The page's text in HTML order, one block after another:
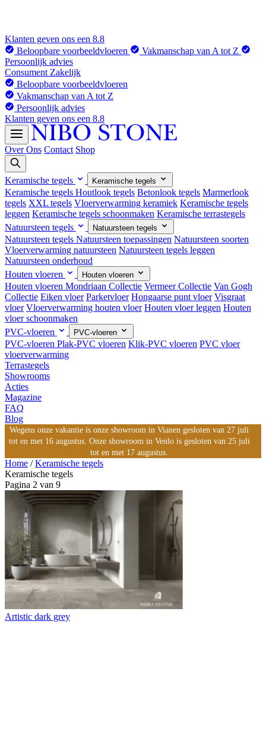
Klanten geven ons een 8.8
Beloopbare voorbeeldvloeren
Vakmanschap van A tot Z
Persoonlijk advies
Consument Zakelijk
Beloopbare voorbeeldvloeren
Vakmanschap van A tot Z
Persoonlijk advies
Klanten geven ons een 8.8
Over Ons Contact Shop
Keramische tegels Keramische tegels
Keramische tegels Houtlook tegels Betonlook tegels Marmerlook
tegels XXL tegels Vloerverwarming keramiek Keramische tegels
leggen Keramische tegels schoonmaken Keramische terrastegels
Natuursteen tegels
Natuursteen tegels
Natuursteen tegels Natuursteen toepassingen Natuursteen soorten
Vloerverwarming natuursteen Natuursteen tegels leggen
Natuursteen onderhoud
Houten vloeren
Houten vloeren
Houten vloeren Mondriaan Collectie Vermeer Collectie Van Gogh
Collectie Eiken vloer Parketvloer Hongaarse punt vloer Visgraat
vloer Vloerverwarming houten vloer Houten vloer leggen Houten
vloer schoonmaken
PVC-vloeren
PVC-vloeren
PVC-vloeren Plak-PVC vloeren Klik-PVC vloeren PVC vloer
vloerverwarming
Terrastegels
Showrooms
Acties
Magazine
FAQ
Blog
Wegens onze vakantie is onze showroom in Vianen gesloten van 27 juli
tot en met 16 augustus. Onze showroom in Venlo is gesloten van 25 juli
tot en met 17 augustus.
Home /Keramische tegels
Keramische tegels
Pagina 2 van 9
Artistic dark grey